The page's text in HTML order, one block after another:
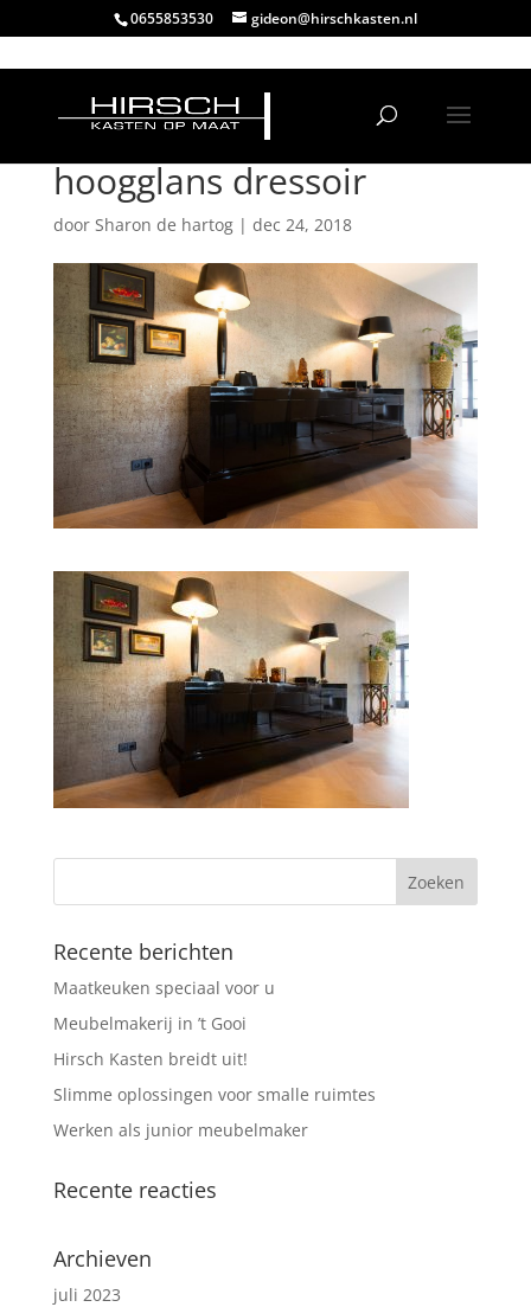
0655853530 gideon@hirschkasten.nl
hoogglans dressoir
door Sharon de hartog| dec 24, 2018
Recente berichten
Maatkeuken speciaal voor u
Meubelmakerij in ’t Gooi
Hirsch Kasten breidt uit!
Slimme oplossingen voor smalle ruimtes
Werken als junior meubelmaker
Recente reacties
Archieven
juli 2023